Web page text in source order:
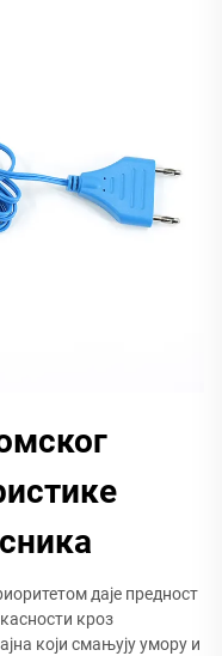
даје предност
кроз
који смањују умору и